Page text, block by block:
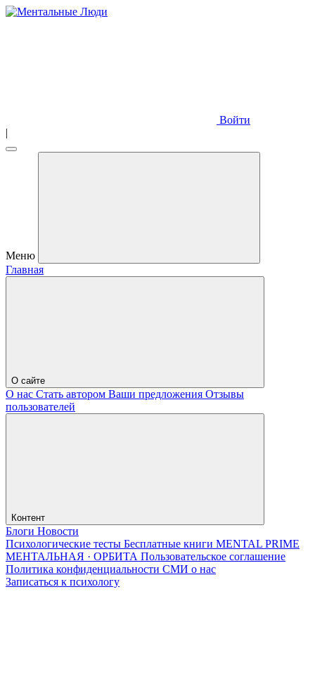
Войти
|
Меню
Главная
О сайте
О нас Стать автором Ваши предложения Отзывы
пользователей
Контент
Блоги Новости
Психологические тесты Бесплатные книги MENTAL PRIME
МЕНТАЛЬНАЯ · ОРБИТА Пользовательское соглашение
Политика конфиденциальности СМИ о нас
Записаться к психологу